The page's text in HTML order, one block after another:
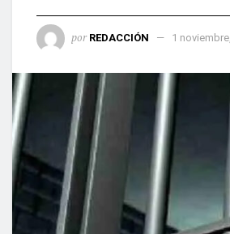
por REDACCIÓN 1